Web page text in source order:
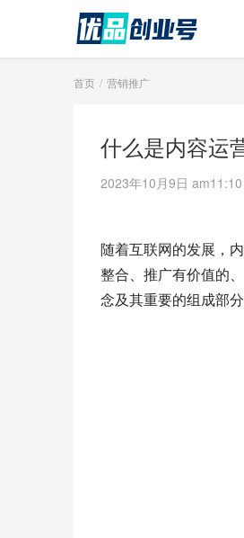
首页 营销推广
什么是内容运
2023年10月9日 am11:10
随着互联网的发展，
整合、推广有价值的
念及其重要的组成部分